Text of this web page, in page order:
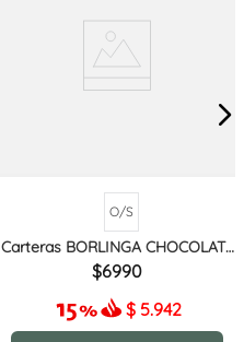
O/S
Carteras BORLINGA CHOCOLATE
MIX
6990
$ 5.942